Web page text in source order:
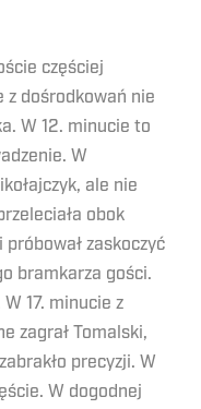
częściej
z dośrodkowań nie
W 12. minucie to
W
ale nie
obok
zaskoczyć
bramkarza gości.
17. minucie z
zagrał Tomalski,
precyzji. W
W dogodnej